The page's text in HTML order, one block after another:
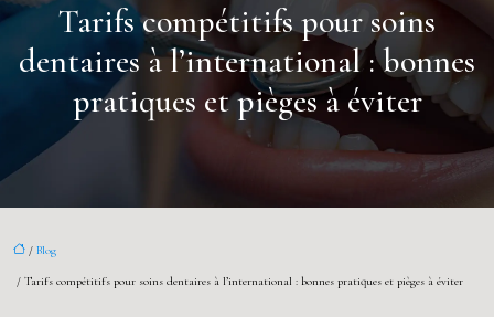
Tarifs compétitifs pour soins
dentaires à l’international : bonnes
pratiques et pièges à éviter
/ Blog
/ Tarifs compétitifs pour soins dentaires à l’international : bonnes pratiques et pièges à éviter